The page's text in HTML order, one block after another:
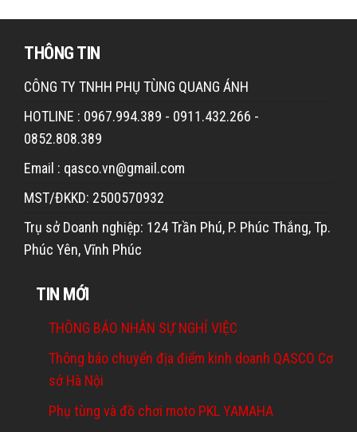
THÔNG TIN
CÔNG TY TNHH PHỤ TÙNG QUANG ÁNH
HOTLINE : 0967.994.389 - 0911.432.266 -
0852.808.389
Email : qasco.vn@gmail.com
MST/ĐKKD: 2500570932
Trụ sở Doanh nghiệp: 124 Trần Phú, P. Phúc Thắng, Tp.
Phúc Yên, Vĩnh Phúc
TIN MỚI
THÔNG BÁO NHÂN SỰ NGHỈ VIỆC
Thông báo chuyển địa điểm kinh doanh QASCO Cơ
sở Hà Nội
Phụ tùng và đồ chơi moto PKL YAMAHA